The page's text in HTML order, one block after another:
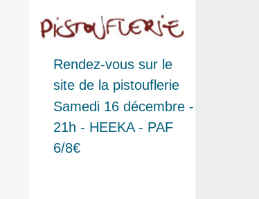
Rendez-vous sur le
site de la pistouflerie
Samedi 16 décembre -
21h - HEEKA - PAF
6/8€